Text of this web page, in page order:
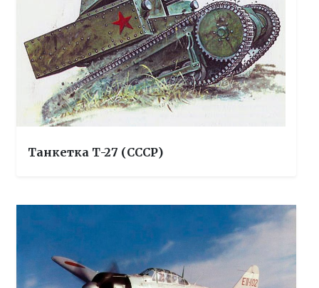
Танкетка Т-27 (СССР)